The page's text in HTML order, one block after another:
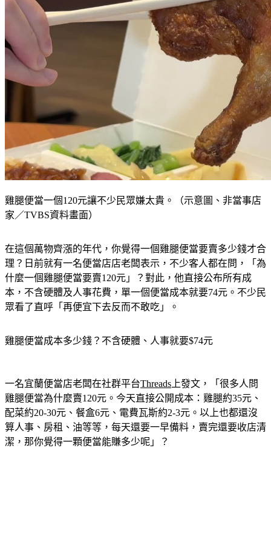
雞腿便當一個120元讓不少民眾嫌太貴。（示意圖、非當事店
家／TVBS資料畫面）
在這個萬物齊漲的年代，你覺得一個雞腿便當要賣多少錢才合
理？日前就有一名便當店店老闆表示，不少客人都在問，「為
什麼一個雞腿便當要賣120元」？對此，他直接公布所有成
本，不含硬體及人事花費，單一個便當成本就要74元。不少民
眾看了直呼「再便宜下去反而不敢吃」。
雞腿便當成本多少錢？不含硬體、人事就要$74元
一名宜蘭便當店老闆在社群平台Threads 上發文，「很多人問
雞腿便當為什麼賣120元。今天直接公開成本：雞腿約35元、
配菜約20-30元、餐盒6元、電費瓦斯約2-3元。以上也都還沒
算人事、房租、油等等，每天還要一早備料，賣完還要收店清
潔，那你覺得一顆便當能賺多少呢」？